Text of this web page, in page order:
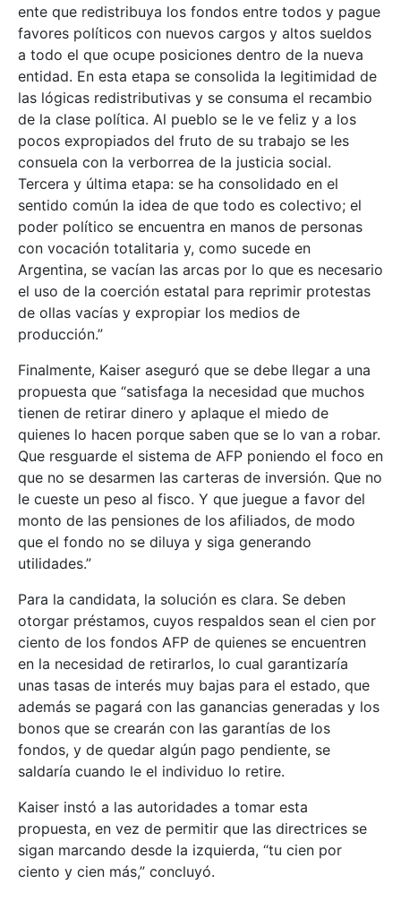
ente que redistribuya los fondos entre todos y pague
favores políticos con nuevos cargos y altos sueldos
a todo el que ocupe posiciones dentro de la nueva
entidad. En esta etapa se consolida la legitimidad de
las lógicas redistributivas y se consuma el recambio
de la clase política. Al pueblo se le ve feliz y a los
pocos expropiados del fruto de su trabajo se les
consuela con la verborrea de la justicia social.
Tercera y última etapa: se ha consolidado en el
sentido común la idea de que todo es colectivo; el
poder político se encuentra en manos de personas
con vocación totalitaria y, como sucede en
Argentina, se vacían las arcas por lo que es necesario
el uso de la coerción estatal para reprimir protestas
de ollas vacías y expropiar los medios de
producción.”
Finalmente, Kaiser aseguró que se debe llegar a una
propuesta que “satisfaga la necesidad que muchos
tienen de retirar dinero y aplaque el miedo de
quienes lo hacen porque saben que se lo van a robar.
Que resguarde el sistema de AFP poniendo el foco en
que no se desarmen las carteras de inversión. Que no
le cueste un peso al fisco. Y que juegue a favor del
monto de las pensiones de los afiliados, de modo
que el fondo no se diluya y siga generando
utilidades.”
Para la candidata, la solución es clara. Se deben
otorgar préstamos, cuyos respaldos sean el cien por
ciento de los fondos AFP de quienes se encuentren
en la necesidad de retirarlos, lo cual garantizaría
unas tasas de interés muy bajas para el estado, que
además se pagará con las ganancias generadas y los
bonos que se crearán con las garantías de los
fondos, y de quedar algún pago pendiente, se
saldaría cuando le el individuo lo retire.
Kaiser instó a las autoridades a tomar esta
propuesta, en vez de permitir que las directrices se
sigan marcando desde la izquierda, “tu cien por
ciento y cien más,” concluyó.